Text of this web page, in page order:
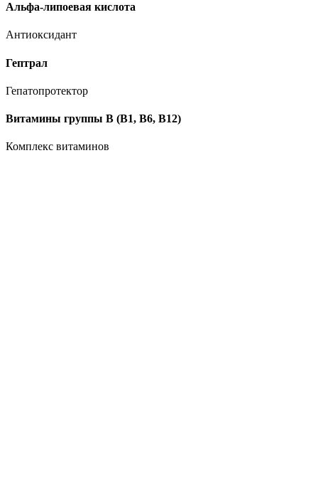
Альфа-липоевая кислота
Антиоксидант
Гептрал
Гепатопротектор
Витамины группы B (В1, В6, В12)
Комплекс витаминов